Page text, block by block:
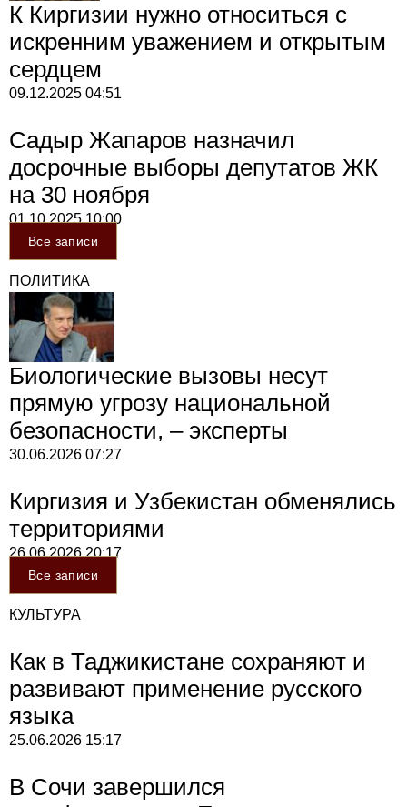
К Киргизии нужно относиться с
искренним уважением и открытым
сердцем
09.12.2025 04:51
Садыр Жапаров назначил
досрочные выборы депутатов ЖК
на 30 ноября
01.10.202510:00
Все записи
ПОЛИТИКА
Биологические вызовы несут
прямую угрозу национальной
безопасности, – эксперты
30.06.2026 07:27
Киргизия и Узбекистан обменялись
территориями
26.06.202620:17
Все записи
КУЛЬТУРА
Как в Таджикистане сохраняют и
развивают применение русского
языка
25.06.2026 15:17
В Сочи завершился